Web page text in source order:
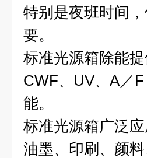
特别是夜班时间
要。
标准光源箱除能
CWF、UV、A／
能。
标准光源箱广泛
油墨、印刷、颜